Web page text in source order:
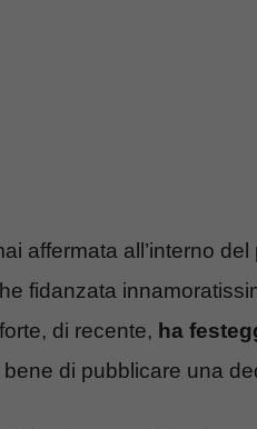
affermata all’interno
fidanzata
di recente, ha
di pubblicare una